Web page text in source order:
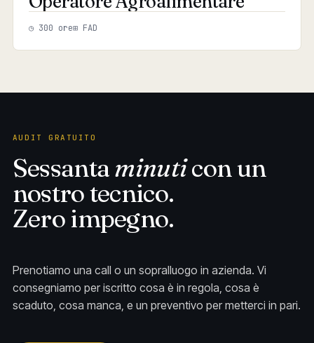
◷ 300 ore⊞ FAD
AUDIT GRATUITO
Sessantaminuticon un
nostro tecnico.
Zero impegno.
Prenotiamo una call o un sopralluogo in azienda. Vi
consegniamo per iscritto cosa è in regola, cosa è
scaduto, cosa manca, e un preventivo per metterci in pari.